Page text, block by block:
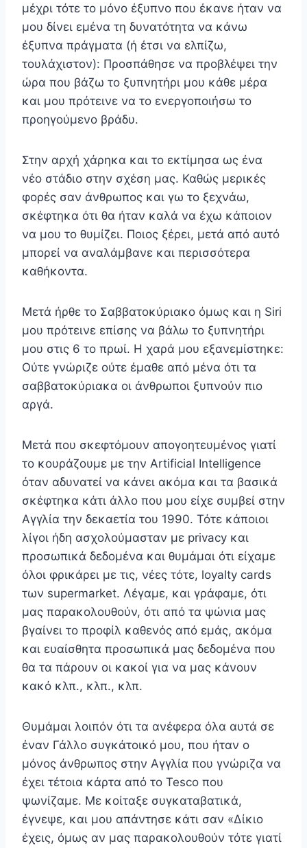
μέχρι τότε το μόνο έξυπνο που έκανε ήταν να
μου δίνει εμένα τη δυνατότητα να κάνω
έξυπνα πράγματα (ή έτσι να ελπίζω,
τουλάχιστον): Προσπάθησε να προβλέψει την
ώρα που βάζω το ξυπνητήρι μου κάθε μέρα
και μου πρότεινε να το ενεργοποιήσω το
προηγούμενο βράδυ.
Στην αρχή χάρηκα και το εκτίμησα ως ένα
νέο στάδιο στην σχέση μας. Καθώς μερικές
φορές σαν άνθρωπος και γω το ξεχνάω,
σκέφτηκα ότι θα ήταν καλά να έχω κάποιον
να μου το θυμίζει. Ποιος ξέρει, μετά από αυτό
μπορεί να αναλάμβανε και περισσότερα
καθήκοντα.
Μετά ήρθε το Σαββατοκύριακο όμως και η Siri
μου πρότεινε επίσης να βάλω το ξυπνητήρι
μου στις 6 το πρωί. Η χαρά μου εξανεμίστηκε:
Ούτε γνώριζε ούτε έμαθε από μένα ότι τα
σαββατοκύριακα οι άνθρωποι ξυπνούν πιο
αργά.
Mετά που σκεφτόμουν απογοητευμένος γιατί
το κουράζουμε με την Artificial Intelligence
όταν αδυνατεί να κάνει ακόμα και τα βασικά
σκέφτηκα κάτι άλλο που μου είχε συμβεί στην
Αγγλία την δεκαετία του 1990. Τότε κάποιοι
λίγοι ήδη ασχολούμασταν με privacy και
προσωπικά δεδομένα και θυμάμαι ότι είχαμε
όλοι φρικάρει με τις, νέες τότε, loyalty cards
των supermarket. Λέγαμε, και γράφαμε, ότι
μας παρακολουθούν, ότι από τα ψώνια μας
βγαίνει το προφίλ καθενός από εμάς, ακόμα
και ευαίσθητα προσωπικά μας δεδομένα που
θα τα πάρουν οι κακοί για να μας κάνουν
κακό κλπ., κλπ., κλπ.
Θυμάμαι λοιπόν ότι τα ανέφερα όλα αυτά σε
έναν Γάλλο συγκάτοικό μου, που ήταν ο
μόνος άνθρωπος στην Αγγλία που γνώριζα να
έχει τέτοια κάρτα από το Tesco που
ψωνίζαμε. Με κοίταξε συγκαταβατικά,
έγνεψε, και μου απάντησε κάτι σαν «Δίκιο
έχεις, όμως αν μας παρακολουθούν τότε γιατί